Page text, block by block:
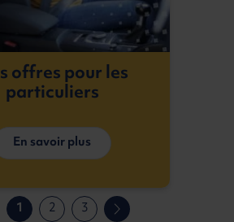
offres pour les
particuliers
En savoir plus
1 2
3